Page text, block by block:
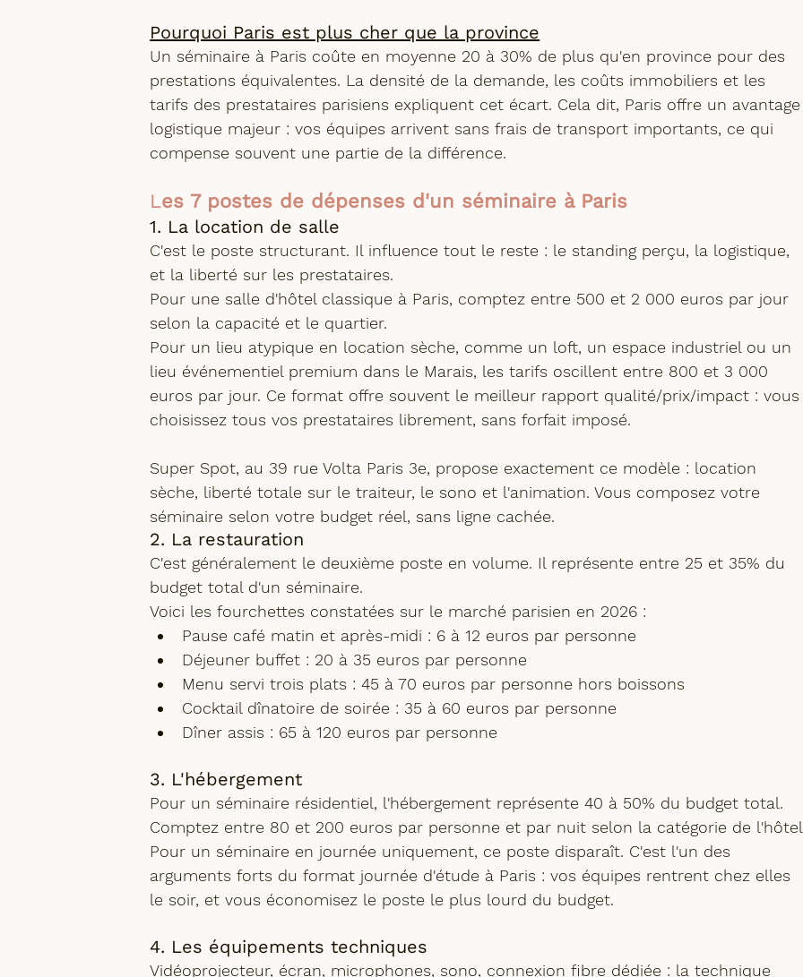
Pourquoi Paris est plus cher que la province
Un séminaire à Paris coûte en moyenne 20 à 30% de plus qu'en province pour des
prestations équivalentes. La densité de la demande, les coûts immobiliers et les
tarifs des prestataires parisiens expliquent cet écart. Cela dit, Paris offre un
logistique majeur : vos équipes arrivent sans frais de transport importants, ce qui
compense souvent une partie de la différence.
Les 7 postes de dépenses d'un séminaire à Paris
1. La location de salle
C'est le poste structurant. Il influence tout le reste : le standing perçu, la logistique,
et la liberté sur les prestataires.
Pour une salle d'hôtel classique à Paris, comptez entre 500 et 2 000 euros par jour
selon la capacité et le quartier.
Pour un lieu atypique en location sèche, comme un loft, un espace industriel ou un
lieu événementiel premium dans le Marais, les tarifs oscillent entre 800 et 3 000
euros par jour. Ce format offre souvent le meilleur rapport qualité/prix/impact :
choisissez tous vos prestataires librement, sans forfait imposé.
Super Spot, au 39 rue Volta Paris 3e, propose exactement ce modèle : location
sèche, liberté totale sur le traiteur, le sono et l'animation. Vous composez votre
séminaire selon votre budget réel, sans ligne cachée.
2. La restauration
C'est généralement le deuxième poste en volume. Il représente entre 25 et 35% du
budget total d'un séminaire.
Voici les fourchettes constatées sur le marché parisien en 2026 :
Pause café matin et après-midi : 6 à 12 euros par personne
Déjeuner buffet : 20 à 35 euros par personne
Menu servi trois plats : 45 à 70 euros par personne hors boissons
Cocktail dînatoire de soirée : 35 à 60 euros par personne
Dîner assis : 65 à 120 euros par personne
3. L'hébergement
Pour un séminaire résidentiel, l'hébergement représente 40 à 50% du budget total.
Comptez entre 80 et 200 euros par personne et par nuit selon la catégorie de
Pour un séminaire en journée uniquement, ce poste disparaît. C'est l'un des
arguments forts du format journée d'étude à Paris : vos équipes rentrent chez elles
le soir, et vous économisez le poste le plus lourd du budget.
4. Les équipements techniques
Vidéoprojecteur, écran, microphones, sono, connexion fibre dédiée : la technique